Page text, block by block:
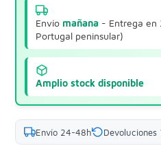
Envío mañana - Entrega en
Portugal peninsular)
Amplio stock disponible
Envío 24-48h Devoluciones